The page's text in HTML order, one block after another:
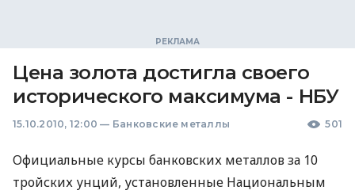
Цена золота достигла своего
исторического максимума - НБУ
15.10.2010, 12:00 — Банковские металлы 501
Официальные курсы банковских металлов за 10
тройских унций, установленные Национальным